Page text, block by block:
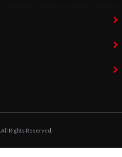
.All Rights Reserved.